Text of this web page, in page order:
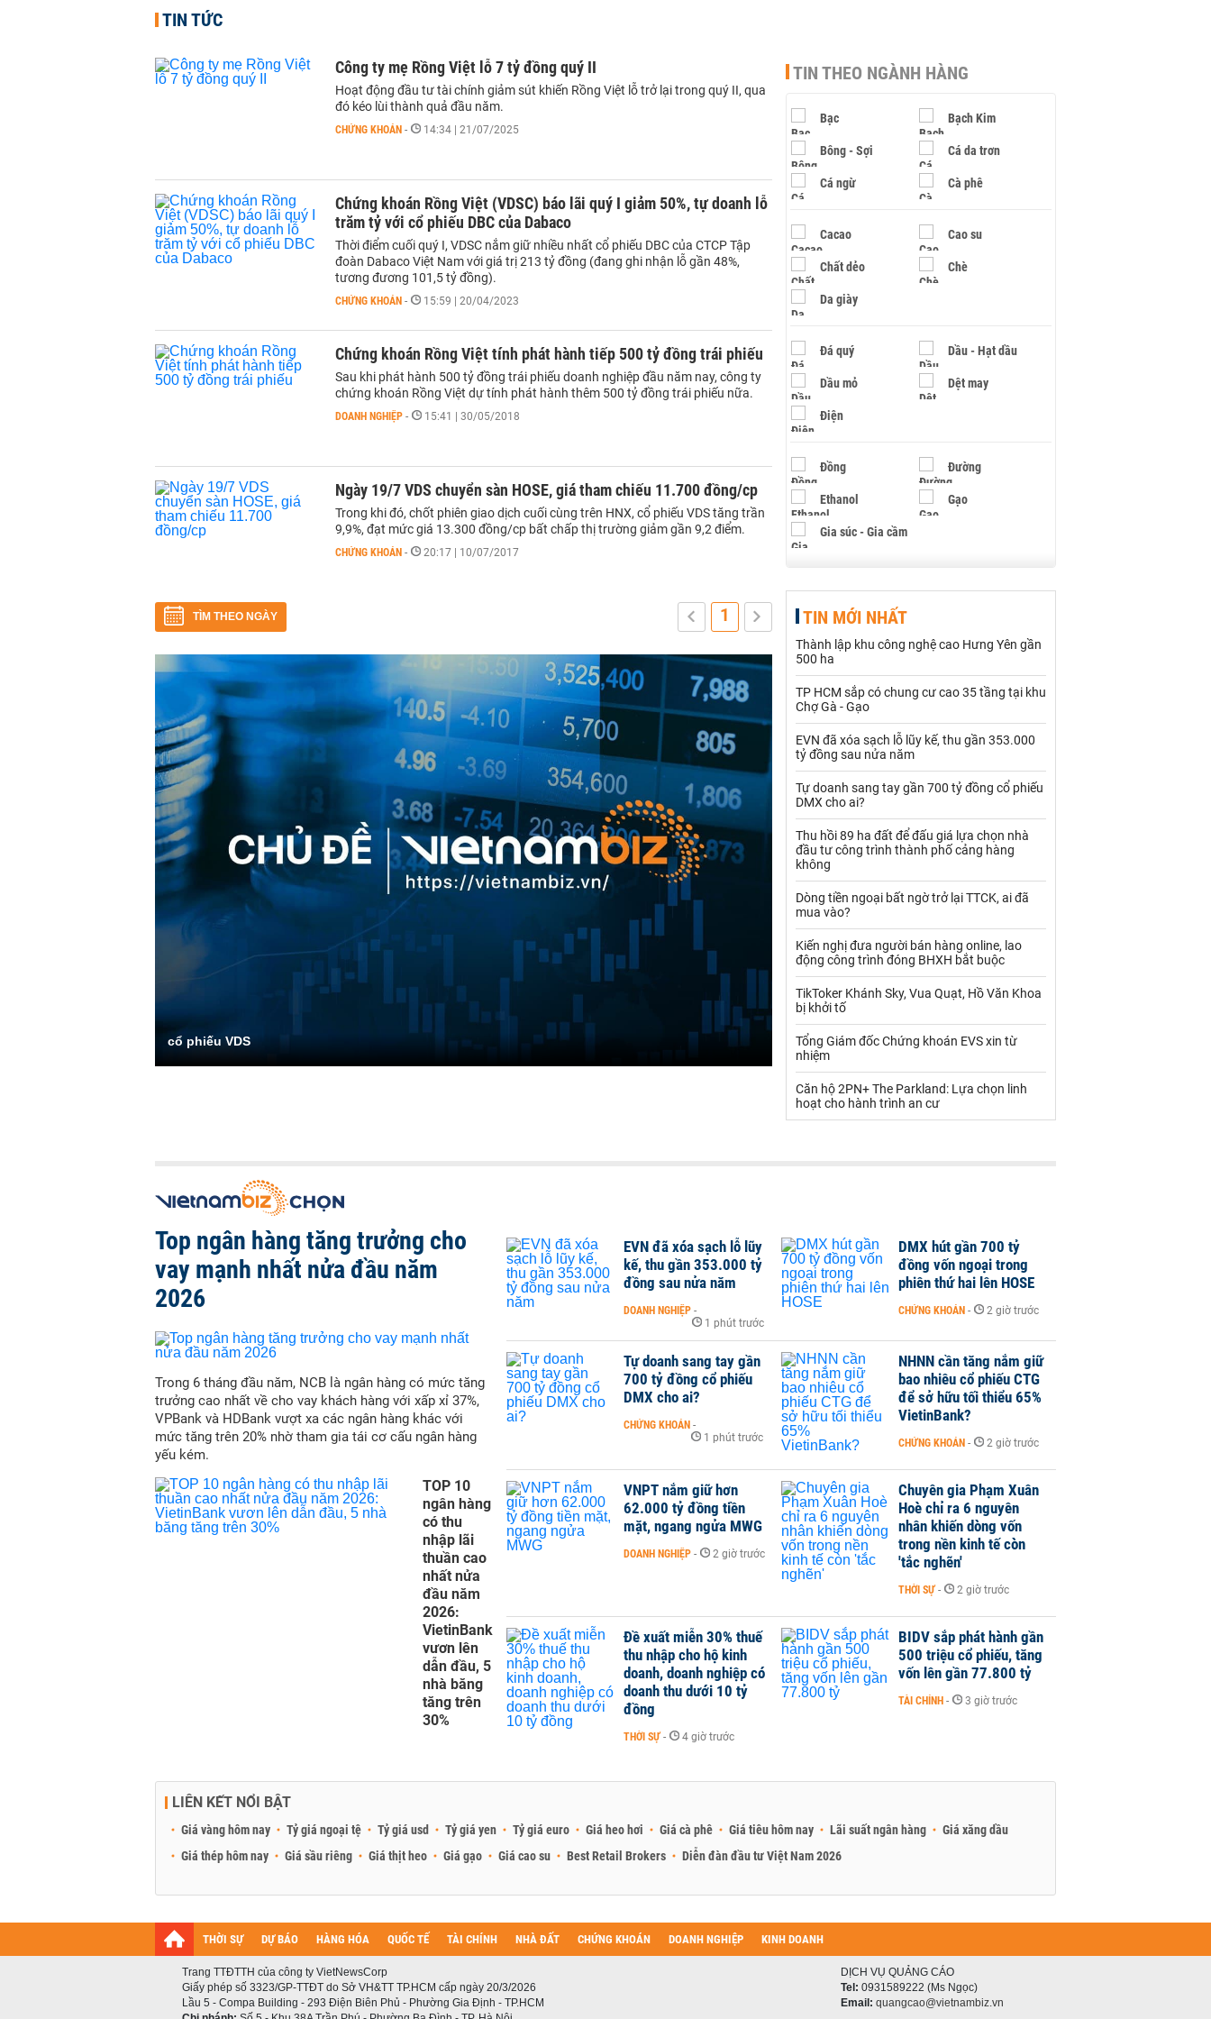
TIN TỨC
Công ty mẹ Rồng Việt lỗ 7 tỷ đồng quý II
Hoạt động đầu tư tài chính giảm sút khiến Rồng Việt lỗ trở lại trong quý II, qua
đó kéo lùi thành quả đầu năm.
CHỨNG KHOÁN - 14:34 | 21/07/2025
Chứng khoán Rồng Việt (VDSC) báo lãi quý I giảm 50%, tự doanh lỗ
trăm tỷ với cổ phiếu DBC của Dabaco
Thời điểm cuối quý I, VDSC nắm giữ nhiều nhất cổ phiếu DBC của CTCP Tập
đoàn Dabaco Việt Nam với giá trị 213 tỷ đồng (đang ghi nhận lỗ gần 48%,
tương đương 101,5 tỷ đồng).
CHỨNG KHOÁN - 15:59 | 20/04/2023
Chứng khoán Rồng Việt tính phát hành tiếp 500 tỷ đồng trái phiếu
Sau khi phát hành 500 tỷ đồng trái phiếu doanh nghiệp đầu năm nay, công ty
chứng khoán Rồng Việt dự tính phát hành thêm 500 tỷ đồng trái phiếu nữa.
DOANH NGHIỆP - 15:41 | 30/05/2018
Ngày 19/7 VDS chuyển sàn HOSE, giá tham chiếu 11.700 đồng/cp
Trong khi đó, chốt phiên giao dịch cuối cùng trên HNX, cổ phiếu VDS tăng trần
9,9%, đạt mức giá 13.300 đồng/cp bất chấp thị trường giảm gần 9,2 điểm.
CHỨNG KHOÁN - 20:17 | 10/07/2017
TÌM THEO NGÀY 1
cổ phiếu VDS
TIN THEO NGÀNH HÀNG
Bạc Bạch Kim
Bông - Sợi Cá da trơn
Cá ngừ Cà phê
Cacao Cao su
Chất dẻo Chè
Da giày
Đá quý Dầu - Hạt dầu
Dầu mỏ Dệt may
Điện
Đồng Đường
Ethanol Gạo
Gia súc - Gia cầm
Hạt điều
Khí đốt
Kim loại khác Mắc ca
Muối Ngũ cốc
Nhựa - Hạt nhựa
Palladium Phân bón
Rau - Củ -Quả Sắt thép
Sữa
Than Thức ăn chăn nuôi
Thủy hải sản khác Tôm
Vàng
VLXD khác Xăng dầu
Xi măng - Clynker
TIN MỚI NHẤT
Thành lập khu công nghệ cao Hưng Yên gần
500 ha
TP HCM sắp có chung cư cao 35 tầng tại khu
Chợ Gà - Gạo
EVN đã xóa sạch lỗ lũy kế, thu gần 353.000
tỷ đồng sau nửa năm
Tự doanh sang tay gần 700 tỷ đồng cổ phiếu
DMX cho ai?
Thu hồi 89 ha đất để đấu giá lựa chọn nhà
đầu tư công trình thành phố cảng hàng
không
Dòng tiền ngoại bất ngờ trở lại TTCK, ai đã
mua vào?
Kiến nghị đưa người bán hàng online, lao
động công trình đóng BHXH bắt buộc
TikToker Khánh Sky, Vua Quạt, Hồ Văn Khoa
bị khởi tố
Tổng Giám đốc Chứng khoán EVS xin từ
nhiệm
Căn hộ 2PN+ The Parkland: Lựa chọn linh
hoạt cho hành trình an cư
Top ngân hàng tăng trưởng cho
vay mạnh nhất nửa đầu năm
2026
Trong 6 tháng đầu năm, NCB là ngân hàng có mức tăng
trưởng cao nhất về cho vay khách hàng với xấp xỉ 37%,
VPBank và HDBank vượt xa các ngân hàng khác với
mức tăng trên 20% nhờ tham gia tái cơ cấu ngân hàng
yếu kém.
TOP 10
ngân hàng
có thu
nhập lãi
thuần cao
nhất nửa
đầu năm
2026:
VietinBank
vươn lên
dẫn đầu, 5
nhà băng
tăng trên
30%
EVN đã xóa sạch lỗ lũy
kế, thu gần 353.000 tỷ
đồng sau nửa năm
DOANH NGHIỆP -
1 phút trước
DMX hút gần 700 tỷ
đồng vốn ngoại trong
phiên thứ hai lên HOSE
CHỨNG KHOÁN - 2 giờ trước
Tự doanh sang tay gần
700 tỷ đồng cổ phiếu
DMX cho ai?
CHỨNG KHOÁN -
1 phút trước
NHNN cần tăng nắm giữ
bao nhiêu cổ phiếu CTG
để sở hữu tối thiểu 65%
VietinBank?
CHỨNG KHOÁN - 2 giờ trước
VNPT nắm giữ hơn
62.000 tỷ đồng tiền
mặt, ngang ngửa MWG
DOANH NGHIỆP - 2 giờ trước
Chuyên gia Phạm Xuân
Hoè chỉ ra 6 nguyên
nhân khiến dòng vốn
trong nền kinh tế còn
'tắc nghẽn'
THỜI SỰ - 2 giờ trước
Đề xuất miễn 30% thuế
thu nhập cho hộ kinh
doanh, doanh nghiệp có
doanh thu dưới 10 tỷ
đồng
THỜI SỰ - 4 giờ trước
BIDV sắp phát hành gần
500 triệu cổ phiếu, tăng
vốn lên gần 77.800 tỷ
TÀI CHÍNH - 3 giờ trước
LIÊN KẾT NỔI BẬT
Giá vàng hôm nay Tỷ giá ngoại tệ Tỷ giá usd Tỷ giá yen Tỷ giá euro Giá heo hơi Giá cà phê Giá tiêu hôm nay Lãi suất ngân hàng
Giá xăng dầu
Giá thép hôm nay
Giá sầu riêng Giá thịt heo Giá gạo Giá cao su Best Retail Brokers Diễn đàn đầu tư Việt Nam 2026
THỜI SỰ DỰ BÁO HÀNG HÓA QUỐC TẾ TÀI CHÍNH NHÀ ĐẤT CHỨNG KHOÁN DOANH NGHIỆP KINH DOANH
Trang TTĐTTH của công ty VietNewsCorp
Giấy phép số 3323/GP-TTĐT do Sở VH&TT TP.HCM cấp ngày 20/3/2026
Lầu 5 - Compa Building - 293 Điện Biên Phủ - Phường Gia Định - TP.HCM
DỊCH VỤ QUẢNG CÁO
Tel: 0931589222 (Ms Ngọc)
Email: quangcao@vietnambiz.vn